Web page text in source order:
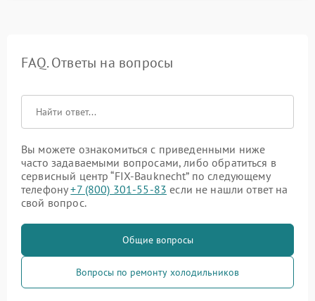
FAQ. Ответы на вопросы
Вы можете ознакомиться с приведенными ниже
часто задаваемыми вопросами, либо обратиться в
сервисный центр “FIX-Bauknecht” по следующему
телефону+7 (800) 301-55-83 если не нашли ответ на
свой вопрос.
Общие вопросы
Вопросы по ремонту холодильников